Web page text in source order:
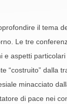
il tema
Le tre
aspetti
“costruito” dalla
minacciato
di pace nei